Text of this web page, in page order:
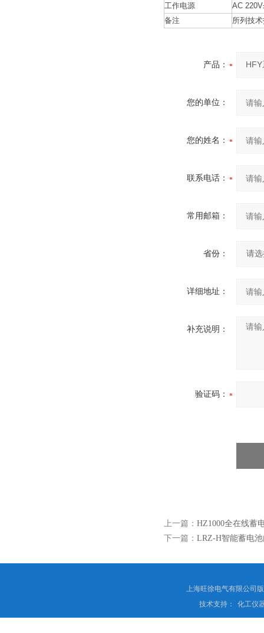
工作电源
AC
备注
所列技
产品：
您的单位：
您的姓名：
联系电话：
常用邮箱：
省份：
详细地址：
补充说明：
验证码：
上一篇： HZ1000全在线蓄
下一篇： LRZ-H智能蓄电
上海旺徐电气有限公司
技术支持：
化工仪